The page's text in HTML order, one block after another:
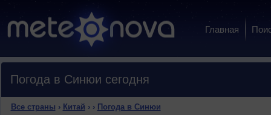
Главная
Погода в Синюи сегодня
Все страны › Китай › › Погода в Синюи